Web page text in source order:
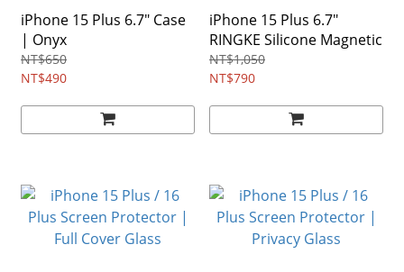
iPhone 15 Plus 6.7" Case
| Onyx
NT$650
NT$490
iPhone 15 Plus 6.7"
RINGKE Silicone Magnetic
NT$1,050
NT$790